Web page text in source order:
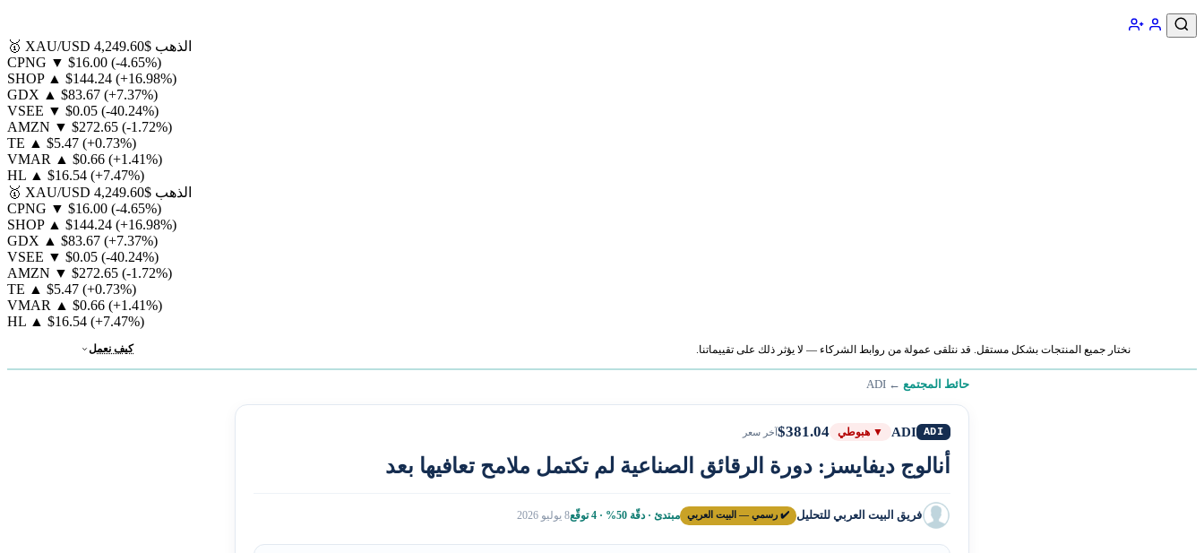
🥇 XAU/USD الذهب $4,249.60
CPNG ▼ $16.00 (-4.65%)
SHOP ▲ $144.24 (+16.98%)
GDX ▲ $83.67 (+7.37%)
VSEE ▼ $0.05 (-40.24%)
AMZN ▼ $272.65 (-1.72%)
TE ▲ $5.47 (+0.73%)
VMAR ▲ $0.66 (+1.41%)
HL ▲ $16.54 (+7.47%)
🥇 XAU/USD الذهب $4,249.60
CPNG ▼ $16.00 (-4.65%)
SHOP ▲ $144.24 (+16.98%)
GDX ▲ $83.67 (+7.37%)
VSEE ▼ $0.05 (-40.24%)
AMZN ▼ $272.65 (-1.72%)
TE ▲ $5.47 (+0.73%)
VMAR ▲ $0.66 (+1.41%)
HL ▲ $16.54 (+7.47%)
نختار جميع المنتجات بشكل مستقل. قد نتلقى عمولة من روابط الشركاء — لا يؤثر ذلك على تقييماتنا. كيف نعمل
حائط المجتمع ←
ADI
ADI
ADI ▼ هبوطي $381.04آخر سعر
أنالوج ديفايسز: دورة الرقائق الصناعية لم تكتمل ملامح تعافيها بعد
فريق البيت العربي للتحليل ✔️ رسمي — البيت العربي مبتدئ · دقّة 50% · 4 توقّع 8 يوليو 2026